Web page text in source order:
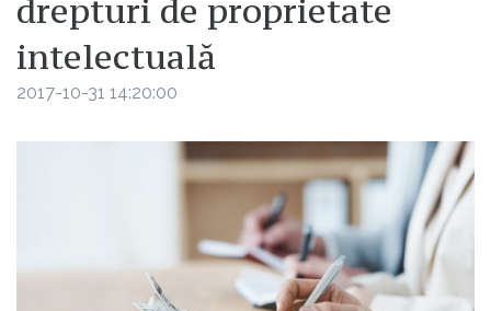
drepturi de proprietate
intelectuală
2017-10-31 14:20:00